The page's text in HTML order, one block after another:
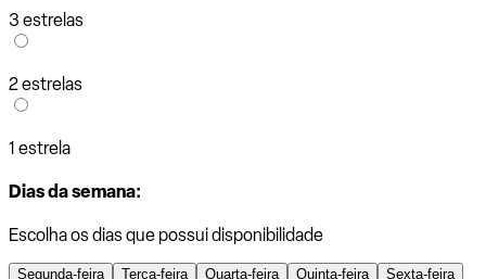
3 estrelas
2 estrelas
1 estrela
Dias da semana:
Escolha os dias que possui disponibilidade
Segunda-feira Terça-feira Quarta-feira Quinta-feira
Sexta-feira